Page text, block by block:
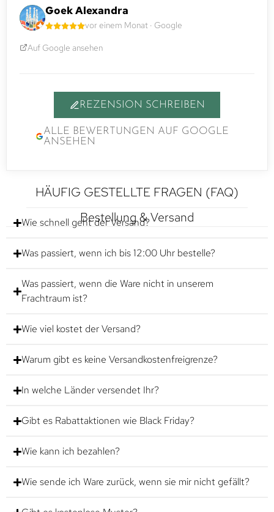
Goek Alexandra
vor einem Monat · Google
Auf Google ansehen
REZENSION SCHREIBEN
ALLE BEWERTUNGEN AUF GOOGLE
ANSEHEN
HÄUFIG GESTELLTE FRAGEN (FAQ)
Bestellung & Versand
Wie schnell geht der Versand?
Was passiert, wenn ich bis 12:00 Uhr bestelle?
Was passiert, wenn die Ware nicht in unserem
Frachtraum ist?
Wie viel kostet der Versand?
Warum gibt es keine Versandkostenfreigrenze?
In welche Länder versendet Ihr?
Gibt es Rabattaktionen wie Black Friday?
Wie kann ich bezahlen?
Wie sende ich Ware zurück, wenn sie mir nicht gefällt?